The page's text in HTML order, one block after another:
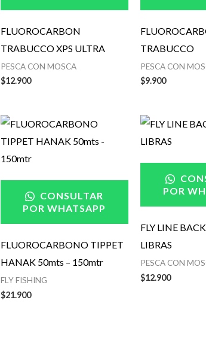
FLUOROCARBON
TRABUCCO XPS ULTRA
PESCA CON MOSCA
$12.900
TRABUCCO
PESCA CON
$9.900
CONSULTAR
POR WHATSAPP
FLUOROCARBONO TIPPET
HANAK 50mts – 150mtr
FLY FISHING
$21.900
POR
FLY LINE
LIBRAS
PESCA CON
$12.900